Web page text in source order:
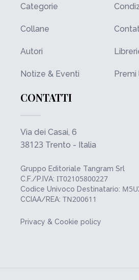
Categorie
Collane
Autori
Notize & Eventi Premi
CONTATTI
Via dei Casai, 6
38123 Trento - Italia
Gruppo Editoriale Tangram Srl
C.F./P.IVA: IT02105800227
Codice Univoco Destinatario:
CCIAA/REA: TN200611
Privacy & Cookie policy